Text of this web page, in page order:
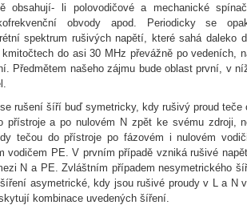
obsahují- li polovodičové a mechanické
obvody apod. Periodicky se
spektrum rušivých napětí, které sahá daleko
do asi 30 MHz převážně po vedeních,
Předmětem našeho zájmu bude oblast první, v
rušení šíří buď symetricky, kdy rušivý proud teče
přístroje a po nulovém N zpět ke svému zdroji,
tečou do přístroje po fázovém i nulovém
vodičem PE. V prvním případě vzniká rušivé
N a PE. Zvláštním případem nesymetrického
asymetrické, kdy jsou rušivé proudy v L a N
kombinace uvedených šíření.